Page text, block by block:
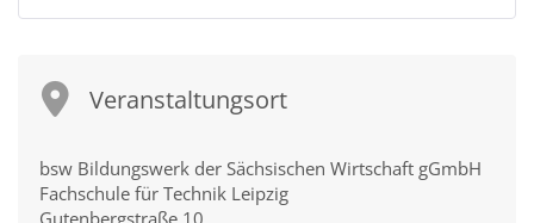
Veranstaltungsort
bsw Bildungswerk der Sächsischen Wirtschaft gGmbH
Fachschule für Technik Leipzig
Gutenbergstraße 10